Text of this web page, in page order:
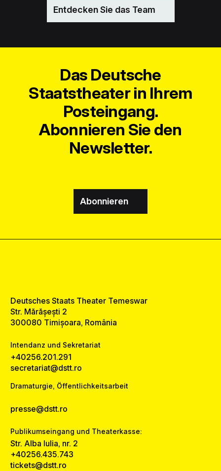
Entdecken Sie das Team
Das Deutsche
Staatstheater in Ihrem
Posteingang.
Abonnieren Sie den
Newsletter.
Abonnieren
Deutsches Staats Theater Temeswar
Str. Mărășești 2
300080 Timișoara, România
Intendanz und Sekretariat
+40256.201.291
secretariat@dstt.ro
Dramaturgie, Öffentlichkeitsarbeit
presse@dstt.ro
Publikumseingang und Theaterkasse:
Str. Alba Iulia, nr. 2
+40256.435.743
tickets@dstt.ro